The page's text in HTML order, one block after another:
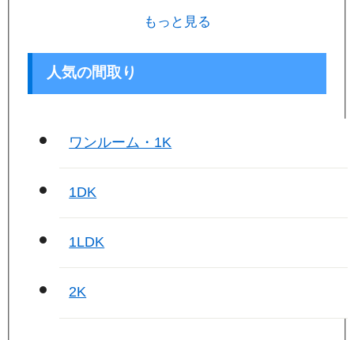
もっと見る
人気の間取り
ワンルーム・1K
1DK
1LDK
2K